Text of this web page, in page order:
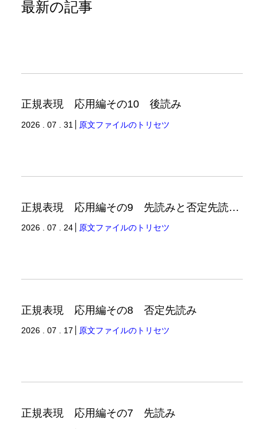
最新の記事
正規表現 応用編その10 後読み
2026 . 07 . 31 原文ファイルのトリセツ
正規表現 応用編その9 先読みと否定先読みの例
2026 . 07 . 24 原文ファイルのトリセツ
正規表現 応用編その8 否定先読み
2026 . 07 . 17 原文ファイルのトリセツ
正規表現 応用編その7 先読み